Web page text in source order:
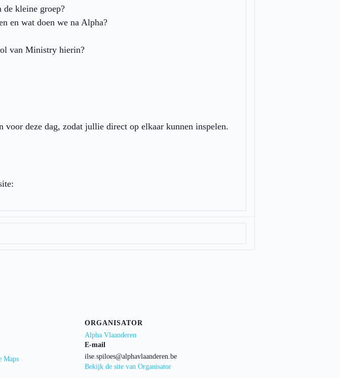
de kleine groep?
en wat doen we na Alpha?
van Ministry hierin?
voor deze dag, zodat jullie direct op elkaar kunnen inspelen.
Maps
ORGANISATOR
Alpha Vlaanderen
E-mail
ilse.spiloes@alphavlaanderen.be
Bekijk de site van Organisator